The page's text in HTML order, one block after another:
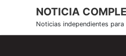
NOTICIA
Noticias independientes para